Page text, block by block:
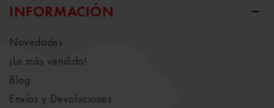
INFORMACIÓN
Novedades
¡Lo más vendido!
Blog
Envíos y Devoluciones